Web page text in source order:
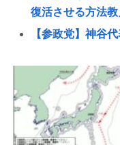
復活させる方法教
【参政党】神谷
NISA民、『オル
『NASDAQ100
【画像】田舎の
【╰⋃╯の殿堂】